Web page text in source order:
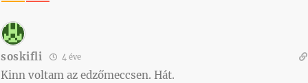
soskifli 4 éve
Kinn voltam az edzőmeccsen. Hát.